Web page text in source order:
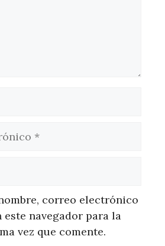
correo electrónico
este navegador para la
vez que comente.